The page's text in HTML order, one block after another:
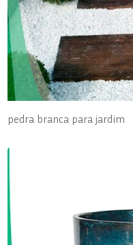
pedra branca para jardim